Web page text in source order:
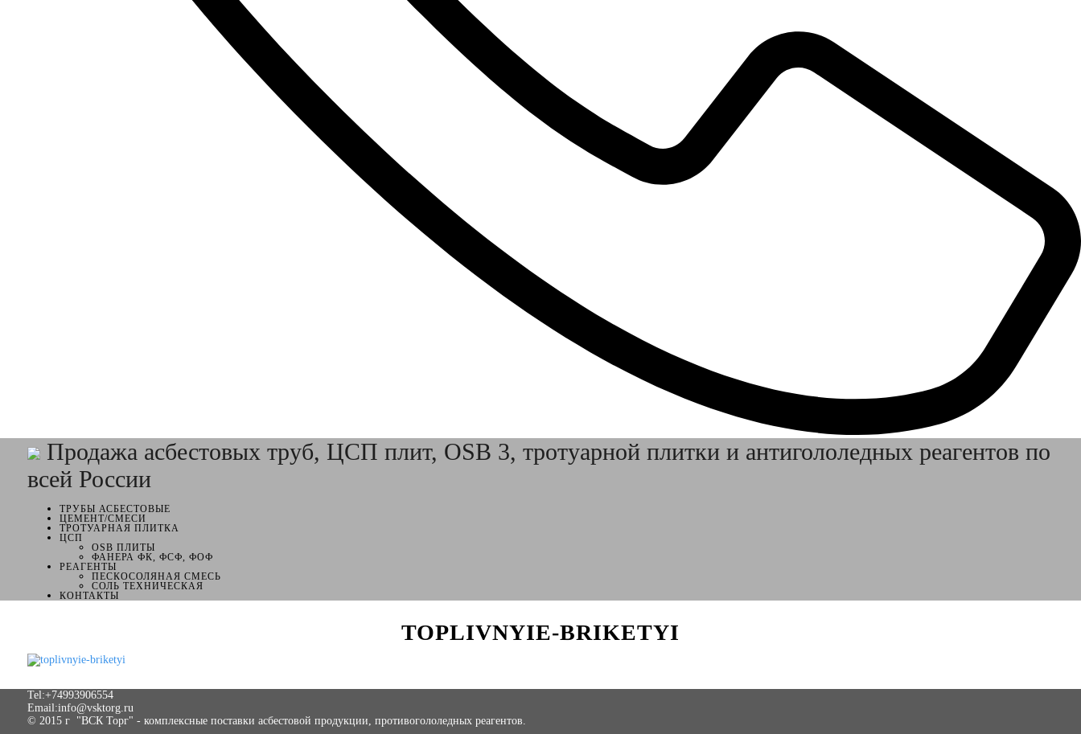
Продажа асбестовых труб, ЦСП плит, OSB 3, тротуарной плитки и антигололедных реагентов по
всей России
ТРУБЫ АСБЕСТОВЫЕ
ЦЕМЕНТ/СМЕСИ
ТРОТУАРНАЯ ПЛИТКА
ЦСП
OSB ПЛИТЫ
ФАНЕРА ФК, ФСФ, ФОФ
РЕАГЕНТЫ
ПЕСКОСОЛЯНАЯ СМЕСЬ
СОЛЬ ТЕХНИЧЕСКАЯ
КОНТАКТЫ
TOPLIVNYIE-BRIKETYI
Tel:+74993906554
Email:info@vsktorg.ru
© 2015 г "ВСК Торг" - комплексные поставки асбестовой продукции, противогололедных реагентов.